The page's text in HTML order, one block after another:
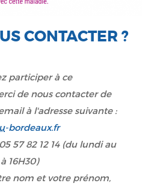
CONTACTER ?
participer à ce
de nous contacter de
à l'adresse suivante :
-bordeaux.fr
57 82 12 14 (du lundi au
16H30)
nom et votre prénom,